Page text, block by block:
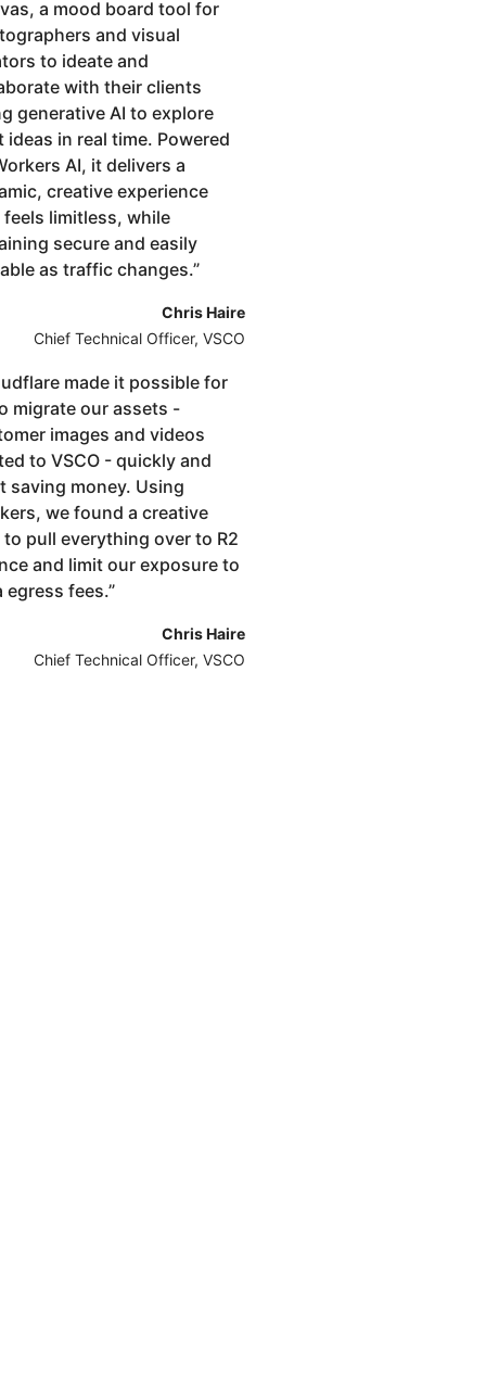
a mood board tool for
and visual
to ideate and
with their clients
generative AI to explore
ideas in real time. Powered
AI, it delivers a
creative experience
limitless, while
secure and easily
as traffic changes.”
Chris Haire
Chief Technical Officer, VSCO
made it possible for
migrate our assets -
images and videos
to VSCO - quickly and
saving money. Using
we found a creative
to pull everything over to R2
and limit our exposure to
egress fees.”
Chris Haire
Chief Technical Officer, VSCO